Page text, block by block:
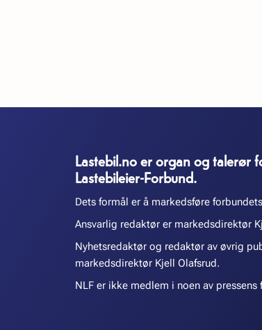
Lastebil.no er organ og talerør
Lastebileier-Forbund.
Dets formål er å markedsføre
Ansvarlig redaktør er markedsdirektør
Nyhetsredaktør og redaktør av øvrig
markedsdirektør Kjell Olafsrud.
NLF er ikke medlem i noen av pressens